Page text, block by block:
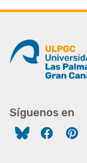
Síguenos en